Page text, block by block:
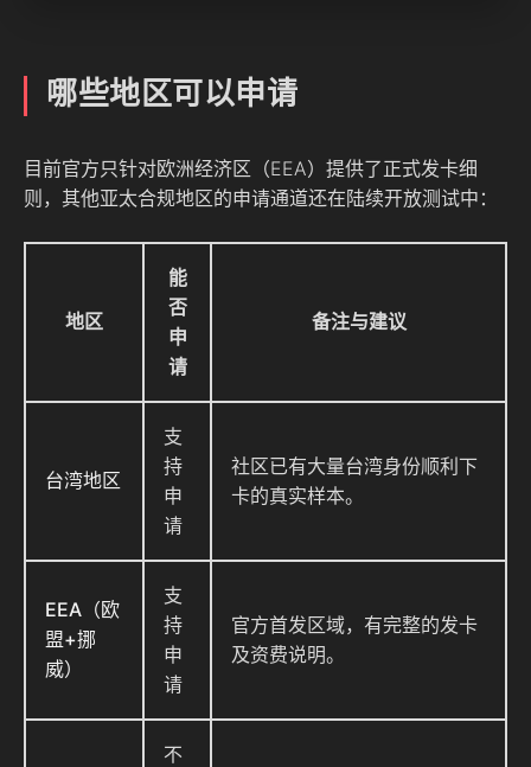
哪些地区可以申请
目前官方只针对欧洲经济区（EEA）提供了正式发卡细
则，其他亚太合规地区的申请通道还在陆续开放测试中：
地区
能
否
申
请
备注与建议
台湾地区
支
持
申
请
社区已有大量台湾身份顺利下
卡的真实样本。
EEA（欧
盟+挪
威）
支
持
申
请
官方首发区域，有完整的发卡
及资费说明。
不